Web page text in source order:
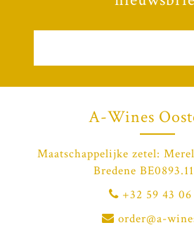
A-Wines
Maatschappelijke zetel:
Bredene
+32 59 43 06
order@a-